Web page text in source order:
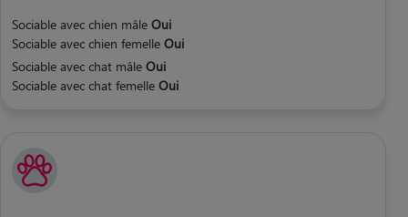
Sociable avec chien mâle Oui
Sociable avec chien femelle Oui
Sociable avec chat mâle Oui
Sociable avec chat femelle Oui